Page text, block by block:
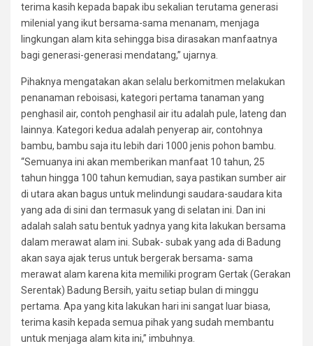
terima kasih kepada bapak ibu sekalian terutama generasi
milenial yang ikut bersama-sama menanam, menjaga
lingkungan alam kita sehingga bisa dirasakan manfaatnya
bagi generasi-generasi mendatang,” ujarnya.
Pihaknya mengatakan akan selalu berkomitmen melakukan
penanaman reboisasi, kategori pertama tanaman yang
penghasil air, contoh penghasil air itu adalah pule, lateng dan
lainnya. Kategori kedua adalah penyerap air, contohnya
bambu, bambu saja itu lebih dari 1000 jenis pohon bambu.
“Semuanya ini akan memberikan manfaat 10 tahun, 25
tahun hingga 100 tahun kemudian, saya pastikan sumber air
di utara akan bagus untuk melindungi saudara-saudara kita
yang ada di sini dan termasuk yang di selatan ini. Dan ini
adalah salah satu bentuk yadnya yang kita lakukan bersama
dalam merawat alam ini. Subak- subak yang ada di Badung
akan saya ajak terus untuk bergerak bersama- sama
merawat alam karena kita memiliki program Gertak (Gerakan
Serentak) Badung Bersih, yaitu setiap bulan di minggu
pertama. Apa yang kita lakukan hari ini sangat luar biasa,
terima kasih kepada semua pihak yang sudah membantu
untuk menjaga alam kita ini,” imbuhnya.